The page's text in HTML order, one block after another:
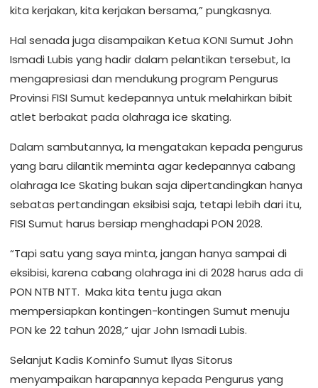
kita kerjakan, kita kerjakan bersama,” pungkasnya.
Hal senada juga disampaikan Ketua KONI Sumut John
Ismadi Lubis yang hadir dalam pelantikan tersebut, Ia
mengapresiasi dan mendukung program Pengurus
Provinsi FISI Sumut kedepannya untuk melahirkan bibit
atlet berbakat pada olahraga ice skating.
Dalam sambutannya, Ia mengatakan kepada pengurus
yang baru dilantik meminta agar kedepannya cabang
olahraga Ice Skating bukan saja dipertandingkan hanya
sebatas pertandingan eksibisi saja, tetapi lebih dari itu,
FISI Sumut harus bersiap menghadapi PON 2028.
“Tapi satu yang saya minta, jangan hanya sampai di
eksibisi, karena cabang olahraga ini di 2028 harus ada di
PON NTB NTT. Maka kita tentu juga akan
mempersiapkan kontingen-kontingen Sumut menuju
PON ke 22 tahun 2028,” ujar John Ismadi Lubis.
Selanjut Kadis Kominfo Sumut Ilyas Sitorus
menyampaikan harapannya kepada Pengurus yang